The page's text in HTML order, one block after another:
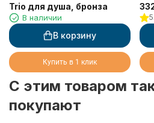
Trio для душа, бронза
В наличии
В корзину
Купить в 1 клик
C этим товаром
покупают